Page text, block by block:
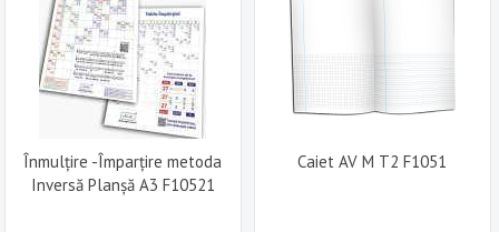
Înmulțire -Împarțire metoda
Inversă Planșă A3 F10521
Caiet AV M T2 F1051